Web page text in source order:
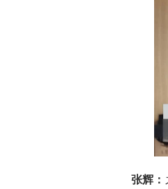
张辉：